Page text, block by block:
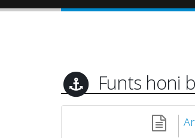
Funts honi